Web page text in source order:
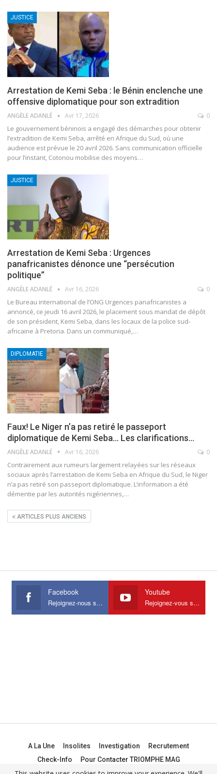
JUSTICE
Arrestation de Kemi Seba : le Bénin enclenche une
offensive diplomatique pour son extradition
ANGÈLE ADANLÉ Avr 17, 2026 0
Le gouvernement béninois a engagé des démarches pour obtenir
l’extradition de Kemi Seba, arrêté en Afrique du Sud, où une
audience est prévue le 20 avril 2026. Sans communication officielle
pour l’instant, Cotonou mobilise des moyens…
JUSTICE
Arrestation de Kemi Seba : Urgences
panafricanistes dénonce une “persécution
politique”
ANGÈLE ADANLÉ Avr 16, 2026 0
Le Bureau international de l’ONG Urgences panafricanistes a
annoncé, ce jeudi 16 avril 2026, le placement sous mandat de dépôt
de son président, Kemi Seba, dans les locaux de la police sud-
africaine à Pretoria. Dans un communiqué,…
DIPLOMATIE
Faux! Le Niger n’a pas retiré le passeport
diplomatique de Kemi Seba… Les clarifications…
ANGÈLE ADANLÉ Avr 16, 2026 0
Contrairement aux rumeurs largement relayées sur les réseaux
sociaux après l’arrestation de Kemi Seba en Afrique du Sud, le Niger
n’a pas retiré son passeport diplomatique. L’information a été
démentie par les autorités nigériennes, …
ARTICLES PLUS ANCIENS
Facebook
Rejoignez-nous sur Facebook
Youtube
Rejoignez-vous sur Youtube
A La Une Insolites Investigation
Recrutement
Check-Info
Pour Contacter TRIOMPHE MAG